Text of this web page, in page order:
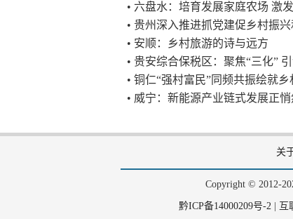
• 六盘水：培育发展家庭农场 激
• 贵州深入推进抓党建促乡村振
• 安顺：乡村旅游的诗与远方
• 贵安综合保税区：聚焦“三化”
• 铜仁“强村富民”同频共振绘就
• 威宁：新能源产业链式发展正
关
Copyright © 2012-
黔ICP备14000209号-2| 互